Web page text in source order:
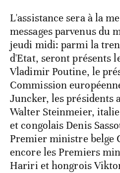
L'assistance sera à la
messages parvenus du
jeudi midi: parmi la
d'Etat, seront présents
Vladimir Poutine, le
Commission
Juncker, les présidents
Walter Steinmeier,
et congolais Denis
Premier ministre belge
encore les Premiers
Hariri et hongrois